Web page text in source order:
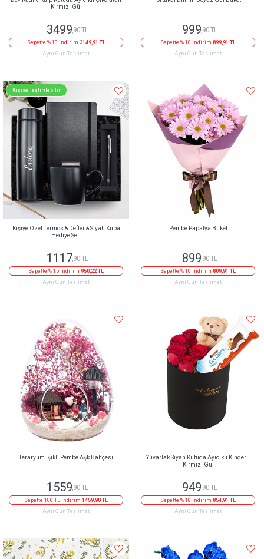
Kırmızı Gül
3499,90 TL
Sepette % 10 indirim 3149,91 TL
Aynı Gün Teslimat
999,90 TL
Sepette % 10 indirim 899,91 TL
Aynı Gün Teslimat
Kişiselleştirilebilir
Kişiye Özel Termos & Defter & Siyah Kupa
Hediye Seti
1117,90 TL
Sepette % 15 indirim 950,22 TL
Aynı Gün Teslimat
Pembe Papatya Buket
899,90 TL
Sepette % 10 indirim 809,91 TL
Aynı Gün Teslimat
Teraryum Işıklı Pembe Aşk Bahçesi
1559 ,90 TL
Sepette 100 TL indirim 1459,90 TL
Aynı Gün Teslimat
Yuvarlak Siyah Kutuda Ayıcıklı Kinderli
Kırmızı Gül
949,90 TL
Sepette % 10 indirim 854,91 TL
Aynı Gün Teslimat